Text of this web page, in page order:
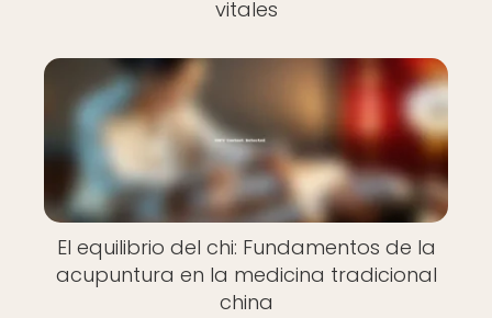
vitales
El equilibrio del chi: Fundamentos de la
acupuntura en la medicina tradicional
china